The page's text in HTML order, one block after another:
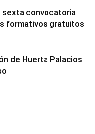
sexta convocatoria
formativos gratuitos
de Huerta Palacios